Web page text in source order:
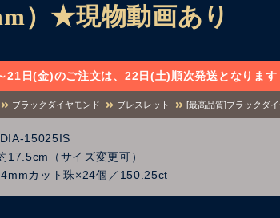
）★現物動画あり
21日(金)のご注文は、22日(土)順次発送となります
ブラックダイヤモンド ブレスレット [最高品質]ブラックダ
15025IS
17.5cm（サイズ変更可）
カット珠×24個／150.25ct